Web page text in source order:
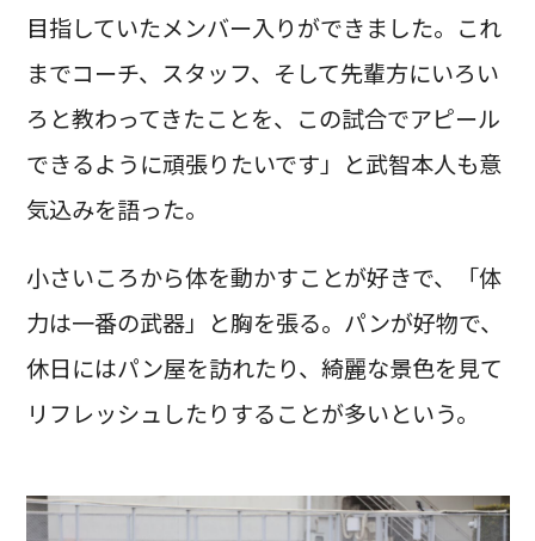
目指していたメンバー入りができました。これ
までコーチ、スタッフ、そして先輩方にいろい
ろと教わってきたことを、この試合でアピール
できるように頑張りたいです」と武智本人も意
気込みを語った。
小さいころから体を動かすことが好きで、「体
力は一番の武器」と胸を張る。パンが好物で、
休日にはパン屋を訪れたり、綺麗な景色を見て
リフレッシュしたりすることが多いという。